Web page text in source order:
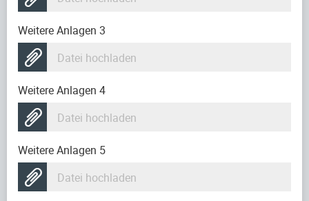
Weitere Anlagen 3
Datei hochladen
Weitere Anlagen 4
Datei hochladen
Weitere Anlagen 5
Datei hochladen